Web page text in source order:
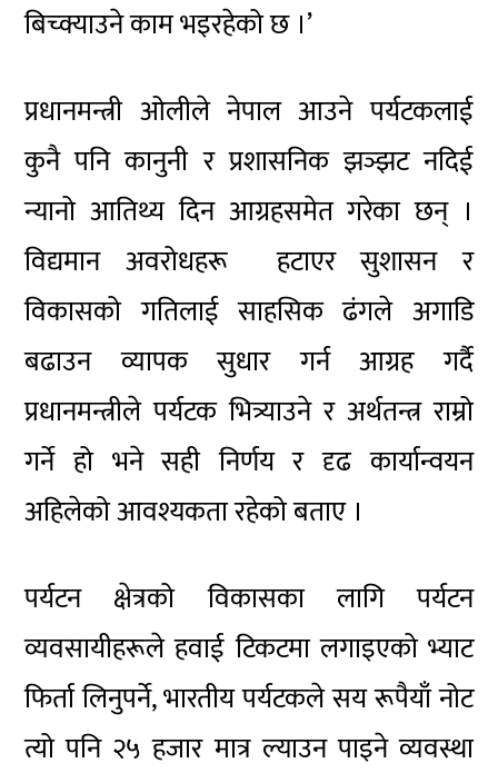
बिच्क्याउने काम भइरहेको छ ।’
प्रधानमन्त्री ओलीले नेपाल आउने पर्यटकलाई
कुनै पनि कानुनी र प्रशासनिक झञ्झट नदिई
न्यानो आतिथ्य दिन आग्रहसमेत गरेका छन् ।
विद्यमान अवरोधहरू हटाएर सुशासन र
विकासको गतिलाई साहसिक ढंगले अगाडि
बढाउन व्यापक सुधार गर्न आग्रह गर्दै
प्रधानमन्त्रीले पर्यटक भित्र्याउने र अर्थतन्त्र राम्रो
गर्ने हो भने सही निर्णय र दृढ कार्यान्वयन
अहिलेको आवश्यकता रहेको बताए ।
पर्यटन क्षेत्रको विकासका लागि पर्यटन
व्यवसायीहरूले हवाई टिकटमा लगाइएको भ्याट
फिर्ता लिनुपर्ने, भारतीय पर्यटकले सय रूपैयाँ नोट
त्यो पनि २५ हजार मात्र ल्याउन पाइने व्यवस्था